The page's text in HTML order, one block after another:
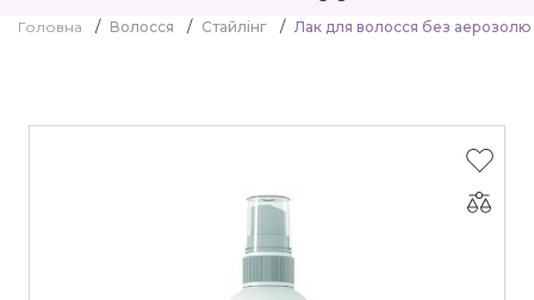
Головна Волосся Стайлінг Лак для волосся без аерозолю